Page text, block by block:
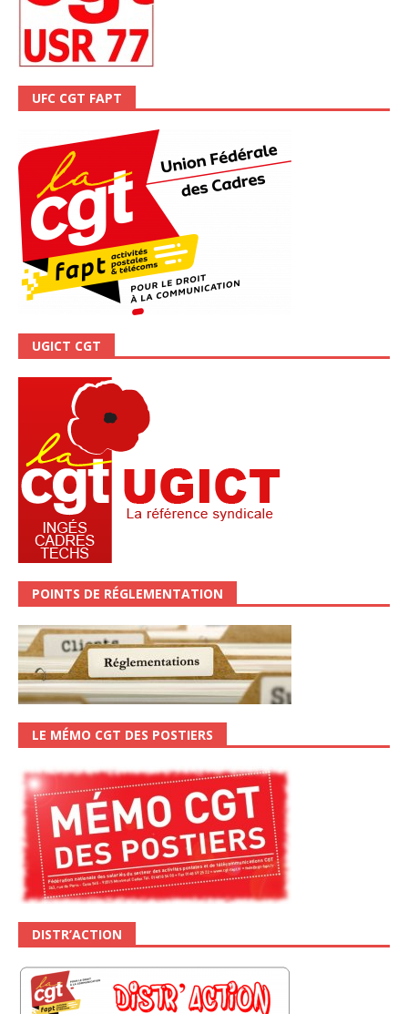
UFC CGT FAPT
UGICT CGT
POINTS DE RÉGLEMENTATION
LE MÉMO CGT DES POSTIERS
DISTR’ACTION